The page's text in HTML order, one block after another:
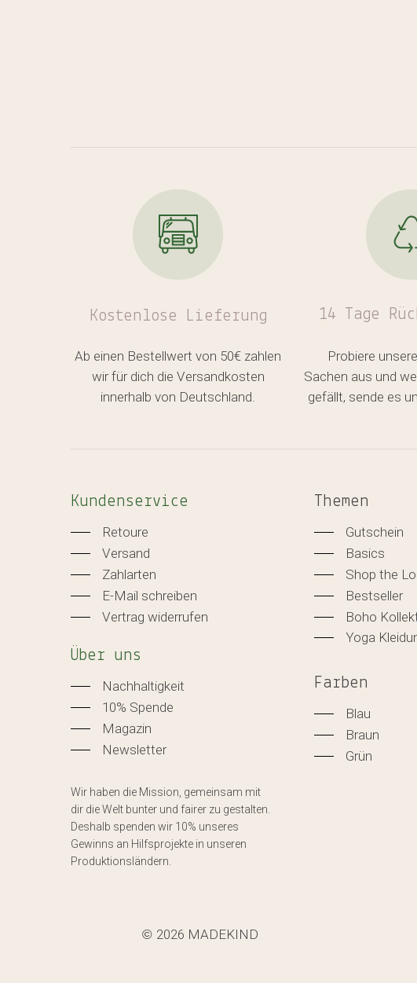
Kostenlose Lieferung
Ab einen Bestellwert von 50€ zahlen
wir für dich die Versandkosten
innerhalb von Deutschland.
14 Tage
Probiere
Sachen aus und
gefällt, sende es
Kundenservice
Retoure
Versand
Zahlarten
E-Mail schreiben
Vertrag widerrufen
Über uns
Nachhaltigkeit
10% Spende
Magazin
Newsletter
Wir haben die Mission, gemeinsam mit
dir die Welt bunter und fairer zu gestalten.
Deshalb spenden wir 10% unseres
Gewinns an Hilfsprojekte in unseren
Produktionsländern.
Themen
Gutschein
Basics
Shop the
Bestseller
Boho
Yoga
Farben
Blau
Braun
Grün
© 2026 MADEKIND